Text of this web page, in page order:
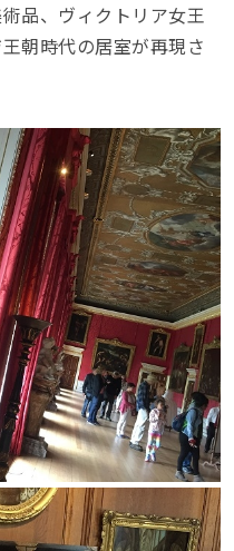
品、ヴィクトリア女王
朝時代の居室が再現さ